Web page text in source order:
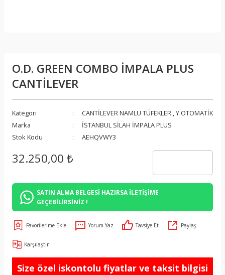
O.D. GREEN COMBO İMPALA PLUS
CANTİLEVER
Kategori CANTİLEVER NAMLU TÜFEKLER ,Y.OTOMATİK
Marka
İSTANBUL SİLAH İMPALA PLUS
Stok Kodu
AEHQVWY3
32.250,00 ₺
SATIN ALMA BELGESİ HAZIRSA İLETİŞİME
GEÇEBİLİRSİNİZ !
Yorum Yaz Tavsiye Et Paylaş
Karşılaştır
Size özel iskontolu fiyatlar ve taksit bilgisi